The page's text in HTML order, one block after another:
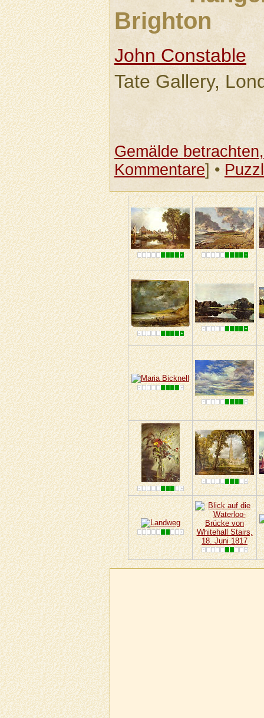
Brighton
John Constable
Tate Gallery,
Gemälde
Kommentare] •